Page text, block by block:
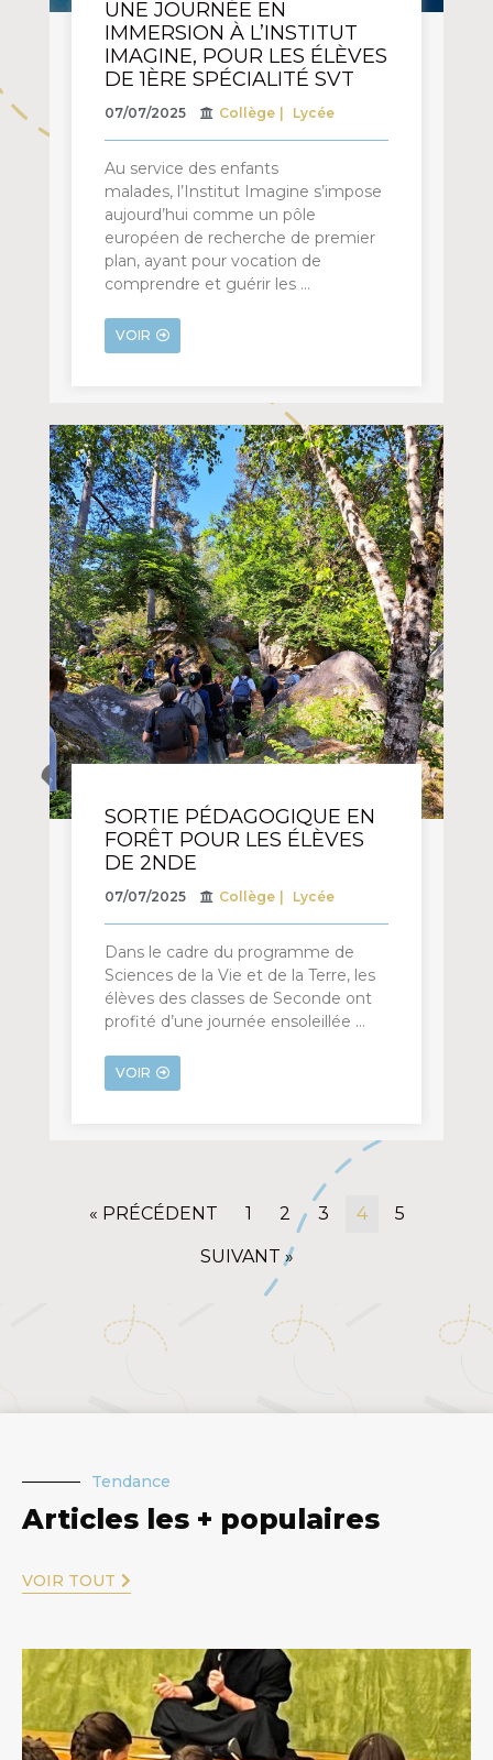
UNE JOURNÉE EN
IMMERSION À L’INSTITUT
IMAGINE, POUR LES ÉLÈVES
DE 1ÈRE SPÉCIALITÉ SVT
07/07/2025 Collège Lycée
Au service des enfants
malades, l’Institut Imagine s’impose
aujourd’hui comme un pôle
européen de recherche de premier
plan, ayant pour vocation de
comprendre et guérir les …
VOIR
SORTIE PÉDAGOGIQUE EN
FORÊT POUR LES ÉLÈVES
DE 2NDE
07/07/2025 Collège Lycée
Dans le cadre du programme de
Sciences de la Vie et de la Terre, les
élèves des classes de Seconde ont
profité d’une journée ensoleillée …
VOIR
« PRÉCÉDENT 1 2 3 4 5
SUIVANT »
Tendance
Articles les + populaires
VOIR TOUT